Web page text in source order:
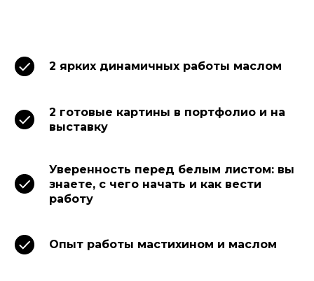
2 ярких динамичных работы маслом
2 готовые картины в портфолио и на
выставку
Уверенность перед белым листом: вы
знаете, с чего начать и как вести
работу
Опыт работы мастихином и маслом